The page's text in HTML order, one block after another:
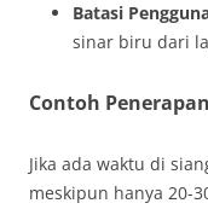
Batasi
sinar biru dari
Contoh Penerapan
Jika ada waktu di
meskipun hanya 20-